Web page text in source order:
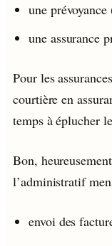
une
une assurance
Pour les
courtière en
temps à éplucher
Bon,
l’administratif
envoi des